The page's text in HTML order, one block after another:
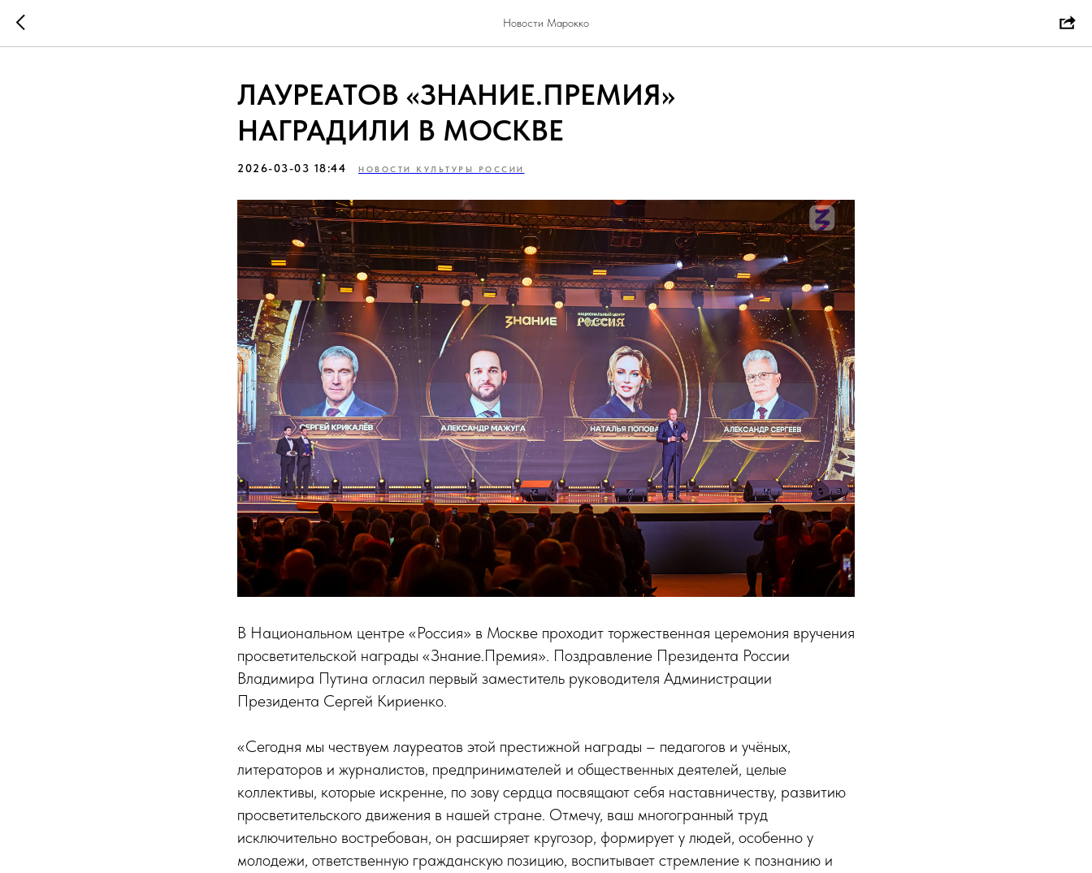
Новости Марокко
ЛАУРЕАТОВ «ЗНАНИЕ.ПРЕМИЯ»
НАГРАДИЛИ В МОСКВЕ
2026-03-03 18:44 НОВОСТИ КУЛЬТУРЫ РОССИИ
В Национальном центре «Россия» в Москве проходит торжественная церемония вручения
просветительской награды «Знание.Премия». Поздравление Президента России
Владимира Путина огласил первый заместитель руководителя Администрации
Президента Сергей Кириенко.
«Сегодня мы чествуем лауреатов этой престижной награды – педагогов и учёных,
литераторов и журналистов, предпринимателей и общественных деятелей, целые
коллективы, которые искренне, по зову сердца посвящают себя наставничеству, развитию
просветительского движения в нашей стране. Отмечу, ваш многогранный труд
исключительно востребован, он расширяет кругозор, формирует у людей, особенно у
молодежи, ответственную гражданскую позицию, воспитывает стремление к познанию и